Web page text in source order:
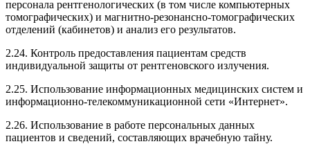
персонала рентгенологических (в том числе компьютерных
томографических) и магнитно-резонансно-томографических
отделений (кабинетов) и анализ его результатов.
2.24. Контроль предоставления пациентам средств
индивидуальной защиты от рентгеновского излучения.
2.25. Использование информационных медицинских систем и
информационно-телекоммуникационной сети «Интернет».
2.26. Использование в работе персональных данных
пациентов и сведений, составляющих врачебную тайну.